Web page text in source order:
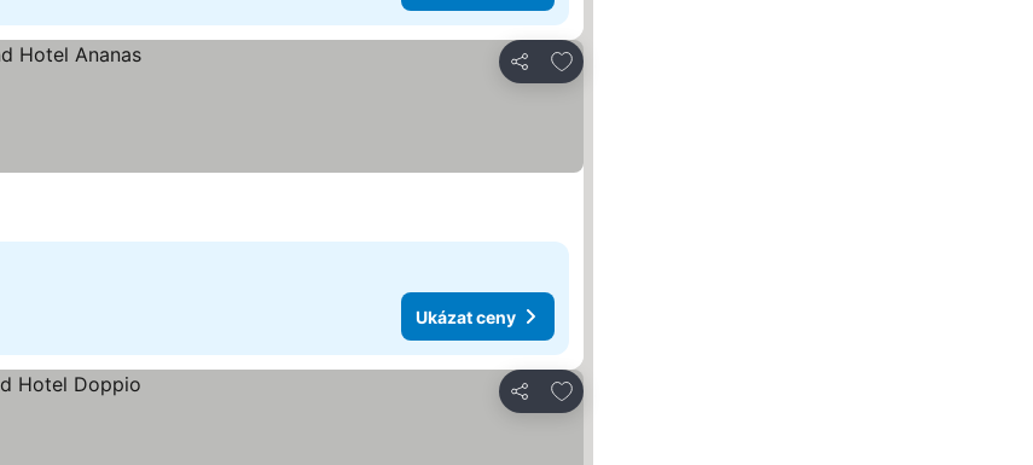
Sdílet
Přidat na seznam oblíbených hotelů
Ukázat ceny
Sdílet
Přidat na seznam oblíbených hotelů